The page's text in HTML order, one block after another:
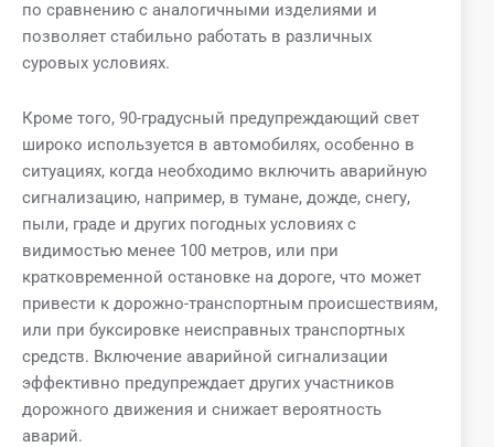
по сравнению с аналогичными изделиями и
позволяет стабильно работать в различных
суровых условиях.
Кроме того, 90-градусный предупреждающий свет
широко используется в автомобилях, особенно в
ситуациях, когда необходимо включить аварийную
сигнализацию, например, в тумане, дожде, снегу,
пыли, граде и других погодных условиях с
видимостью менее 100 метров, или при
кратковременной остановке на дороге, что может
привести к дорожно-транспортным происшествиям,
или при буксировке неисправных транспортных
средств. Включение аварийной сигнализации
эффективно предупреждает других участников
дорожного движения и снижает вероятность
аварий.